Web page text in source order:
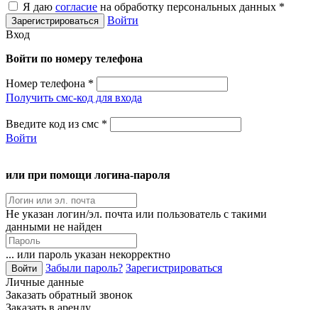
Я даю согласие на обработку персональных данных *
Войти
Вход
Войти по номеру телефона
Номер телефона *
Получить смс-код для входа
Введите код из смс *
Войти
или при помощи логина-пароля
Не указан логин/эл. почта или пользователь с такими
данными не найден
... или пароль указан некорректно
Забыли пароль? Зарегистрироваться
Личные данные
Заказать обратный звонок